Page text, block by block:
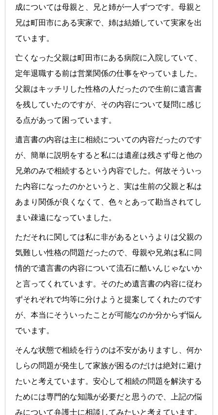
成については母親と、兄と姉が一人ずつです。母親と
兄は町田市にある実家で、姉は結婚していて実家を出
ています。
亡くなった父親は町田市にある病院に入院していて、
定年退職する前は営業関係の仕事をやっていました。
父親はキッチリした性格の人だったので生前に遺言書
を残していたのですが、その内容について疑問に感じ
る点があって困っています。
遺言書の内容は主に相続についての内容だったのです
が、簡単に説明をすると私には遺産は残さず母と他の
兄弟のみで相続するという内容でした。何故そういっ
た内容になったのかというと、実は生前の父親と私は
あまり関係が良くなくて、色々とあって勘当されてし
まい疎遠になっていました。
ただそれに関しては私に非があるというよりは父親の
気難しい性格の問題だったので、母親や兄弟は私に同
情的で遺言書の内容について流石に酷いんじゃないか
と言ってくれています。そのため遺言書の内容に従わ
ずそれぞれで均等に分けようと提案してくれたのです
が、本当にそういったことが可能なのか分からず悩ん
でいます。
そんな状態で相続を行うのは不安がありますし、何か
しらの問題が発生して家族が困るのだけは絶対に避け
たいと考えています。安心して相続の問題を解決する
ためには専門的な知識が必要だと思うので、上記の悩
みについて弁護士に相談してみたいと考えています。